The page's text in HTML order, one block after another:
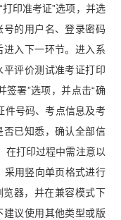
印准考证”选项，并选
的用户名、登录密码
入下一环节。进入系
评价测试准考证打印
签署”选项，并点击“确
件号码、考点信息及考
已知悉，确认全部信
在打印过程中需注意以
采用竖向单页格式进行
器，并在兼容模式下
议使用其他类型或版